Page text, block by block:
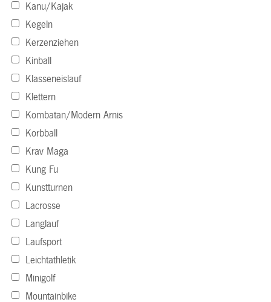
Kanu/Kajak
Kegeln
Kerzenziehen
Kinball
Klasseneislauf
Klettern
Kombatan/Modern Arnis
Korbball
Krav Maga
Kung Fu
Kunstturnen
Lacrosse
Langlauf
Laufsport
Leichtathletik
Minigolf
Mountainbike